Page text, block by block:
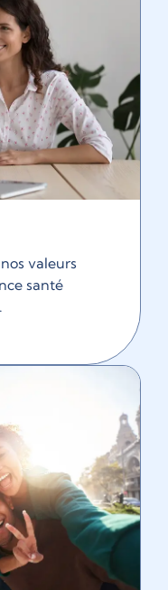
valeurs
santé